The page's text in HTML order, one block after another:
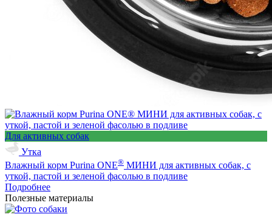
Для активных собак
Утка
Влажный корм Purina ONE® МИНИ для активных собак, с
уткой, пастой и зеленой фасолью в подливе
Подробнее
Полезные материалы